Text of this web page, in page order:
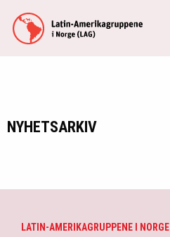
NYHETSARKIV
LATIN-AMERIKAGRUPPENE I NORGE